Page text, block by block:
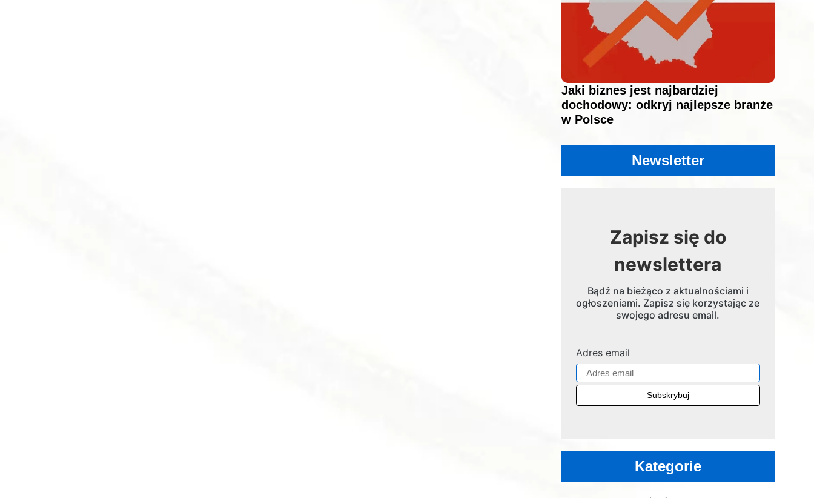
Jaki biznes jest najbardziej
dochodowy: odkryj najlepsze branże
w Polsce
Newsletter
Zapisz się do
newslettera
Bądź na bieżąco z aktualnościami i
ogłoszeniami. Zapisz się korzystając ze
swojego adresu email.
Adres email
Kategorie